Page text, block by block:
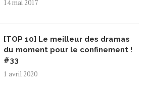
14 mai 2017
[TOP 10] Le meilleur des dramas
du moment pour le confinement !
#33
1 avril 2020